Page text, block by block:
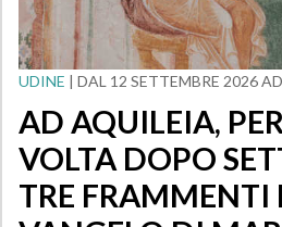
UDINE | DAL 12 SETTEMBRE 2026
AD AQUILEIA,
VOLTA DOPO
TRE FRAMMENTI